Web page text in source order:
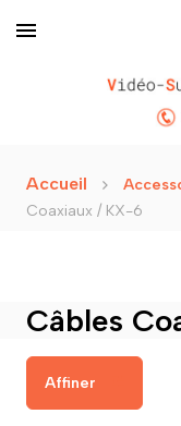
Accueil
Coaxiaux / KX-6
Câbles
Affiner